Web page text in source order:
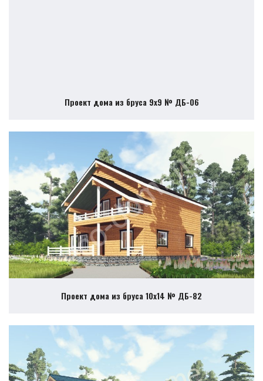
Проект дома из бруса 9х9 № ДБ-06
Проект дома из бруса 10х14 № ДБ-82